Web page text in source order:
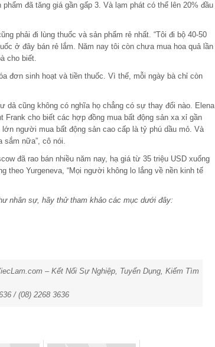
đã tăng giá gần gấp 3. Và lạm phát có thể lên 20% đầu
phải đi lùng thuốc và sản phẩm rẻ nhất. “Tôi đi bộ 40-50
ở đây bán rẻ lắm. Năm nay tôi còn chưa mua hoa quả lần
cho biết.
đơn sinh hoạt và tiền thuốc. Vì thế, mỗi ngày bà chỉ còn
cũng không có nghĩa họ chẳng có sự thay đổi nào. Elena
Frank cho biết các hợp đồng mua bất động sản xa xỉ gần
người mua bất động sản cao cấp là tỷ phú dầu mỏ. Và
sắm nữa”, cô nói.
đã rao bán nhiều năm nay, hạ giá từ 35 triệu USD xuống
theo Yurgeneva, “Mọi người không lo lắng về nền kinh tế
nhân sự, hãy thử tham khảo các mục dưới đây:
– Kết Nối Sự Nghiệp, Tuyển Dụng, Kiếm Tìm
/ (08) 2268 3636